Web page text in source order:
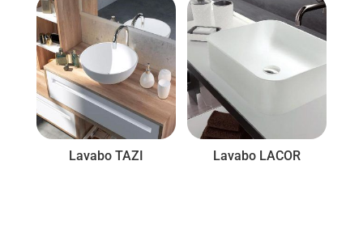
Lavabo TAZI Lavabo LACOR